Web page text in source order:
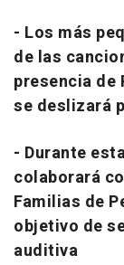
- Los más
de las
presencia de
se deslizará
- Durante
colaborará
Familias de
objetivo de
auditiva